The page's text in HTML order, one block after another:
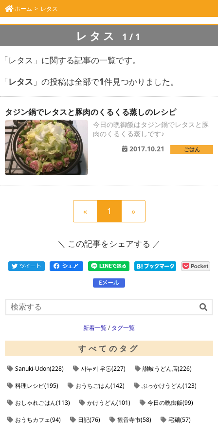
ホーム レタス
レタス 1/1
「レタス」に関する記事の一覧です。
「レタス 」の投稿は全部で1件見つかりました。
タジン鍋でレタスと豚肉のくるくる蒸しのレシピ
今日の晩御飯はタジン鍋でレタスと豚
肉のくるくる蒸しです♪
2017.10.21
ごはん
«前
の
ー
へ
1
在
ペ
ジ
»次
の
ー
へ
＼ この記事をシェアする ／
新着一覧/タグ一覧
すべてのタグ
Sanuki-Udon(228) 사누키 우동(227) 讃岐うどん店(226)
料理レシピ(195) おうちごはん(142) ぶっかけうどん(123)
おしゃれごはん(113) かけうどん(101) 今日の晩御飯(99)
おうちカフェ(94) 日記(76) 観音寺市(58) 宅麺(57)